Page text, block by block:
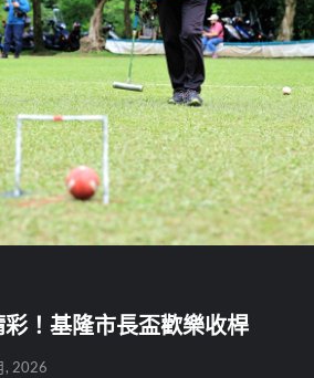
！基隆市長盃歡樂收桿
, 2026